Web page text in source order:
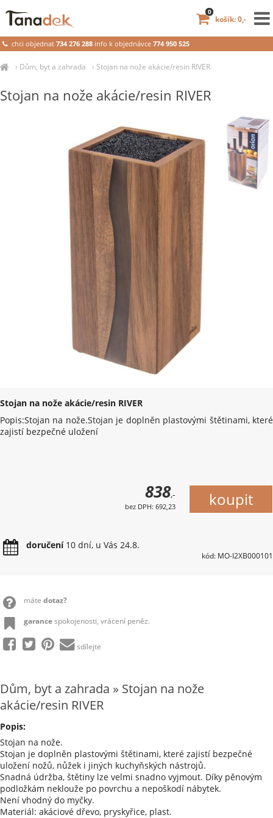
› Dům, byt a zahrada › Stojan na nože akácie/resin RIVER
Stojan na nože akácie/resin RIVER
Stojan na nože akácie/resin RIVER
Popis:Stojan na nože.Stojan je doplněn plastovými štětinami, které
zajistí bezpečné uložení
838,-
bez DPH: 692,23
doručení10 dní, u Vás 24.8.
kód: MO-I2XB000101
máte dotaz?
garancespokojenosti, vrácení peněz.
sdílejte
Dům, byt a zahrada » Stojan na nože
akácie/resin RIVER
Popis:
Stojan na nože.
Stojan je doplněn plastovými štětinami, které zajistí bezpečné
uložení nožů, nůžek i jiných kuchyňských nástrojů.
Snadná údržba, štětiny lze velmi snadno vyjmout. Díky pěnovým
podložkám neklouže po povrchu a nepoškodí nábytek.
Není vhodný do myčky.
Materiál: akáciové dřevo, pryskyřice, plast.
chci objednat734 276 288 info k objednávce 774 950 525
košík: 0,-
0